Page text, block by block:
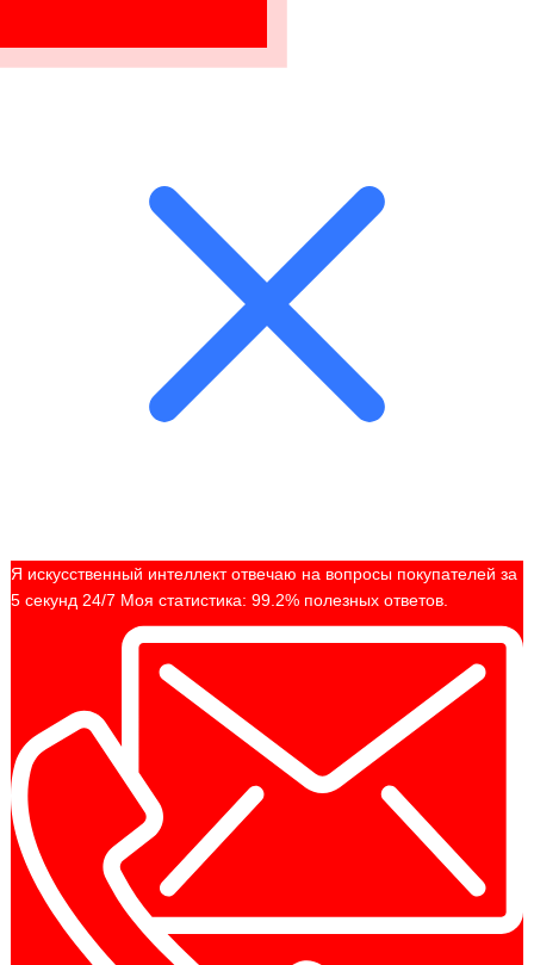
Я искусственный интеллект отвечаю на вопросы покупателей за
5 секунд 24/7 Моя статистика: 99.2% полезных ответов.